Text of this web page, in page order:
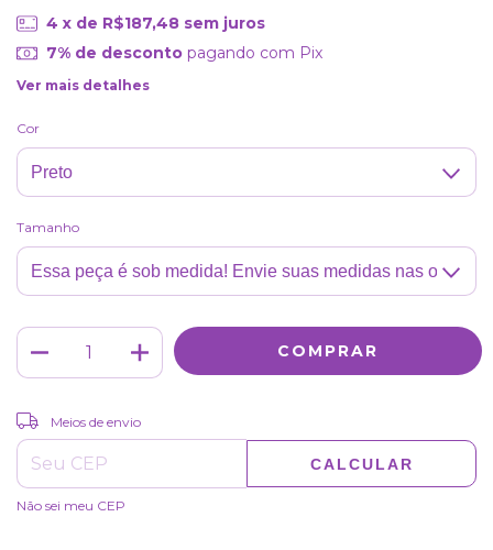
4 x de R$187,48 sem juros
7% de descontopagando com Pix
Ver mais detalhes
Cor
Tamanho
Entregas para o CEP:
Meios de envio
CALCULAR
Não sei meu CEP